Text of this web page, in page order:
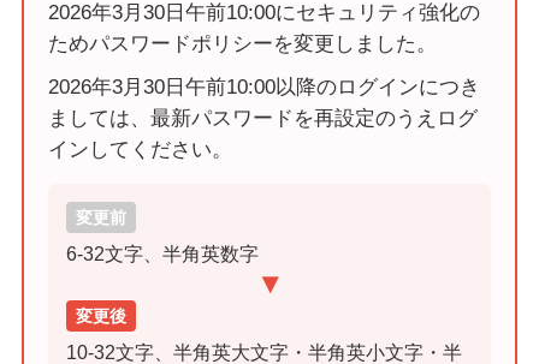
2026年3月30日午前10:00にセキュリティ強化の
ためパスワードポリシーを変更しました。
2026年3月30日午前10:00以降のログインにつき
ましては、最新パスワードを再設定のうえログ
インしてください。
変更前
6-32文字、半角英数字
▶
変更後
10-32文字、半角英大文字・半角英小文字・半